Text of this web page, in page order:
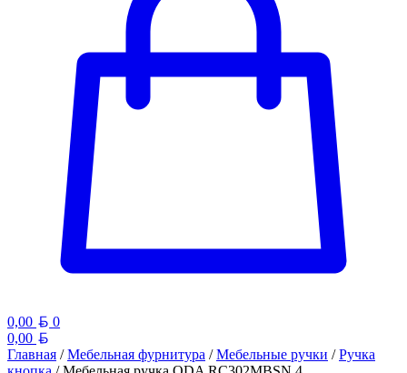
0,00 Белорусский рубль
0
0,00
Главная /Мебельная фурнитура /Мебельные ручки /Ручка